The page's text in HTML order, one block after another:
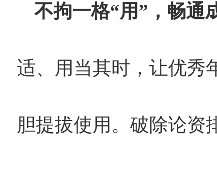
不拘一格“用”，畅通
适、用当其时，让优秀
胆提拔使用。破除论资